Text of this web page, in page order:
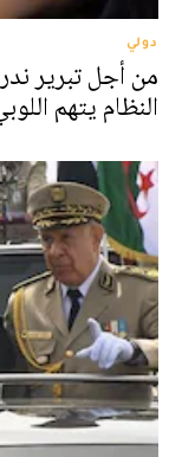
دولي
من أجل تبرير
النظام يتهم